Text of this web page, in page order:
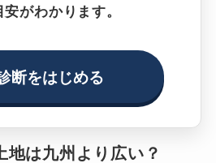
がわかります。
断をはじめる
地は九州より広い？